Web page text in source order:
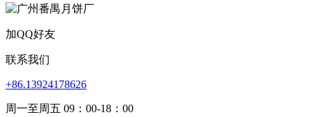
加QQ好友
联系我们
+86.13924178626
周一至周五 09：00-18：00